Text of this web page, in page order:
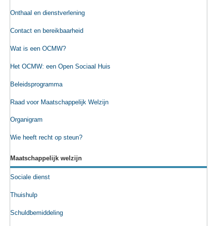
Onthaal en dienstverlening
Contact en bereikbaarheid
Wat is een OCMW?
Het OCMW: een Open Sociaal Huis
Beleidsprogramma
Raad voor Maatschappelijk Welzijn
Organigram
Wie heeft recht op steun?
Maatschappelijk welzijn
Sociale dienst
Thuishulp
Schuldbemiddeling